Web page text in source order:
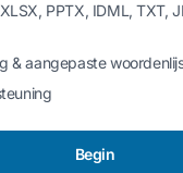
PPTX, IDML, TXT,
& aangepaste
Begin